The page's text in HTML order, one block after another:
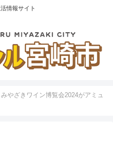
情報サイト
みやざきワイン博覧会2024がアミュ